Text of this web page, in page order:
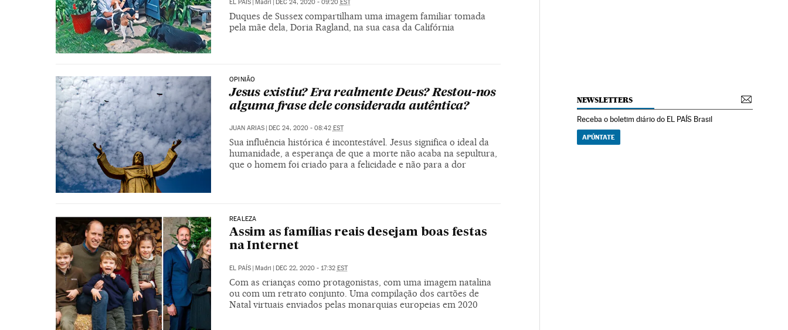
EL PAÍS | Madri | DEC 24, 2020 - 09:20 EST
Duques de Sussex compartilham uma imagem familiar tomada
pela mãe dela, Doria Ragland, na sua casa da Califórnia
OPINIÃO
Jesus existiu? Era realmente Deus? Restou-nos
alguma frase dele considerada autêntica?
JUAN ARIAS DEC 24, 2020 - 08:42 EST
Sua influência histórica é incontestável. Jesus significa o ideal da
humanidade, a esperança de que a morte não acaba na sepultura,
que o homem foi criado para a felicidade e não para a dor
REALEZA
Assim as famílias reais desejam boas festas
na Internet
EL PAÍS | Madri | DEC 22, 2020 - 17:32 EST
Com as crianças como protagonistas, com uma imagem natalina
ou com um retrato conjunto. Uma compilação dos cartões de
Natal virtuais enviados pelas monarquias europeias em 2020
NEWSLETTERS
Receba o boletim diário do EL PAÍS Brasil
APÚNTATE